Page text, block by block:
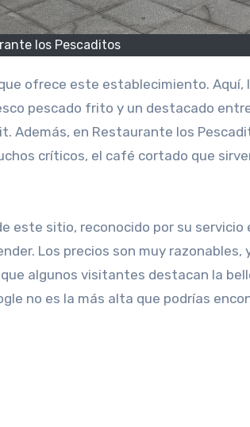
los Pescaditos
pescado frito y un destacado
Además, en Restaurante los
críticos, el café cortado que
este sitio, reconocido por su servicio
Los precios son muy razonables,
algunos visitantes destacan la
no es la más alta que podrías